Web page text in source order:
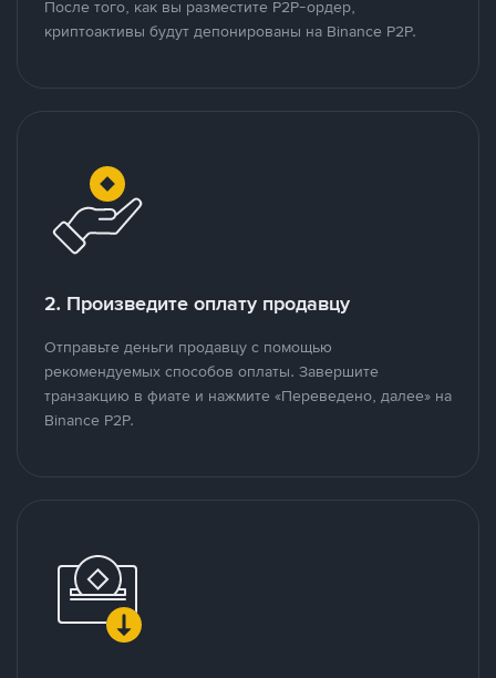
После того, как вы разместите P2P-ордер,
криптоактивы будут депонированы на Binance P2P.
2. Произведите оплату продавцу
Отправьте деньги продавцу с помощью
рекомендуемых способов оплаты. Завершите
транзакцию в фиате и нажмите «Переведено, далее» на
Binance P2P.